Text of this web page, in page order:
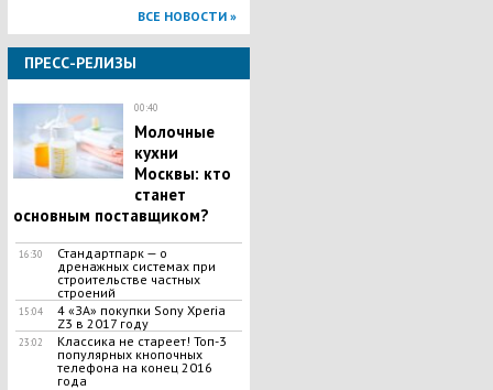
ВСЕ НОВОСТИ »
ПРЕСС-РЕЛИЗЫ
00:40
Молочные
кухни
Москвы: кто
станет
основным поставщиком?
16:30
Стандартпарк — о
дренажных системах при
строительстве частных
строений
15:04
4 «ЗА» покупки Sony Xperia
Z3 в 2017 году
23:02
Классика не стареет! Топ-3
популярных кнопочных
телефона на конец 2016
года